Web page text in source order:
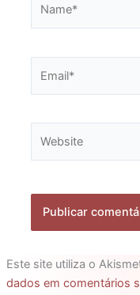
Este site utiliza o
dados em comentários